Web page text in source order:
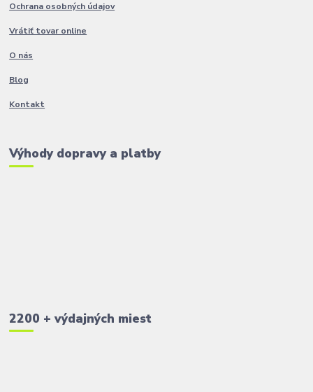
Ochrana osobných údajov
Vrátiť tovar online
O nás
Blog
Kontakt
Výhody dopravy a platby
2200 + výdajných miest